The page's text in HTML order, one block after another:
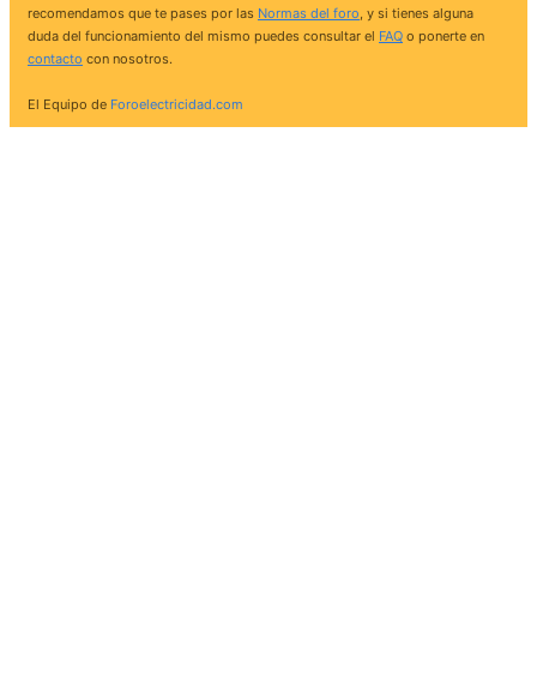
recomendamos que te pases por las Normas del foro, y si tienes alguna
duda del funcionamiento del mismo puedes consultar el FAQ o ponerte en
contacto con nosotros.
El Equipo de Foroelectricidad.com